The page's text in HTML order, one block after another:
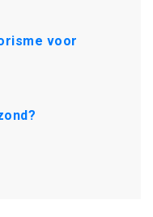
voor